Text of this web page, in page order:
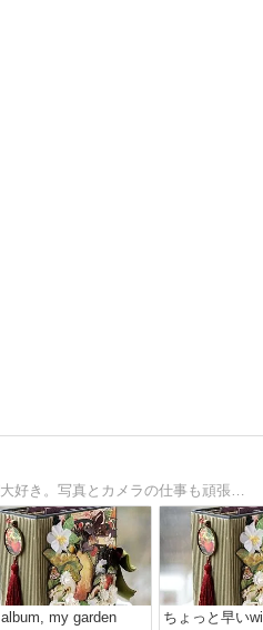
バラとスクラッブッキングが大好き。写真とカメラの仕事も頑張っています。手作りカードの販売をしています。新商品も続々登場します。
my garden ちょっと早い